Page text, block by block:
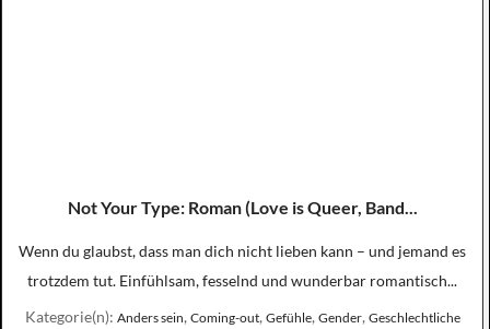
Not Your Type: Roman (Love is Queer, Band...
Wenn du glaubst, dass man dich nicht lieben kann – und jemand es
trotzdem tut. Einfühlsam, fesselnd und wunderbar romantisch...
Kategorie(n): Anders sein, Coming-out, Gefühle, Gender, Geschlechtliche